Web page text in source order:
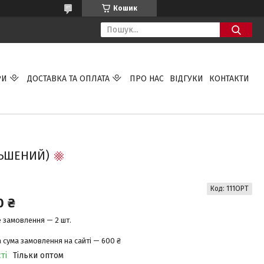
Кошик
ДОСТАВКА ТА ОПЛАТА ПРО НАС ВІДГУКИ КОНТАКТИ
₴
замовлення — 2 шт.
сума замовлення на сайті — 600 ₴
Тільки оптом
Код: 111OPT